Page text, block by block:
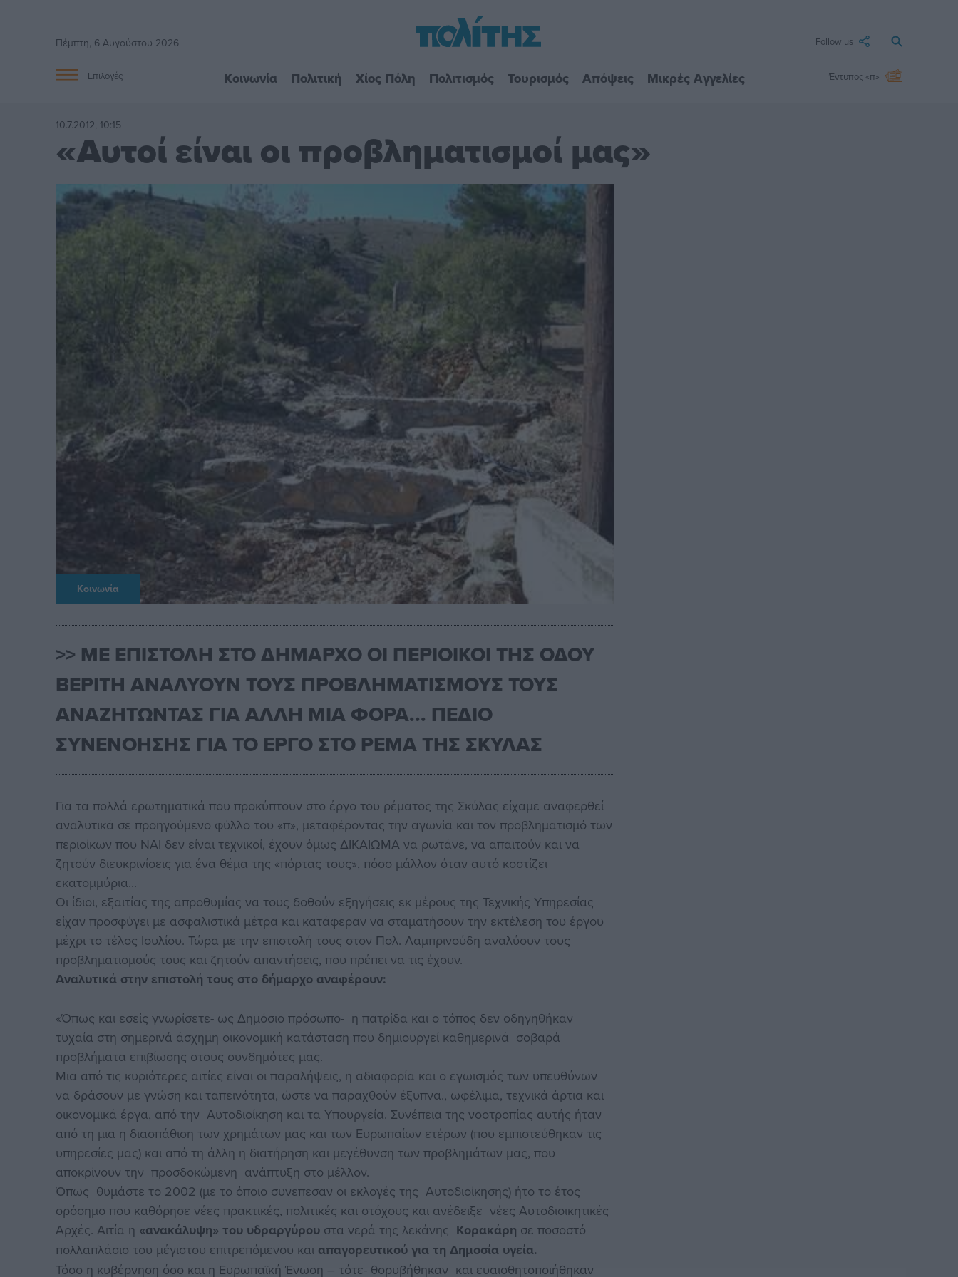
Πέμπτη, 6 Αυγούστου 2026 Follow us
Επιλογές Κοινωνία Πολιτική Χίος Πόλη Πολιτισμός Τουρισμός Απόψεις Μικρές Αγγελίες Έντυπος «π»
10.7.2012, 10:15
«Αυτοί είναι οι προβληματισμοί μας»
Κοινωνία
>> ΜΕ ΕΠΙΣΤΟΛΗ ΣΤΟ ΔΗΜΑΡΧΟ ΟΙ ΠΕΡΙΟΙΚΟΙ ΤΗΣ ΟΔΟΥ
ΒΕΡΙΤΗ ΑΝΑΛΥΟΥΝ ΤΟΥΣ ΠΡΟΒΛΗΜΑΤΙΣΜΟΥΣ ΤΟΥΣ
ΑΝΑΖΗΤΩΝΤΑΣ ΓΙΑ ΑΛΛΗ ΜΙΑ ΦΟΡΑ... ΠΕΔΙΟ
ΣΥΝΕΝΟΗΣΗΣ ΓΙΑ ΤΟ ΕΡΓΟ ΣΤΟ ΡΕΜΑ ΤΗΣ ΣΚΥΛΑΣ
Για τα πολλά ερωτηματικά που προκύπτουν στο έργο του ρέματος της Σκύλας είχαμε αναφερθεί
αναλυτικά σε προηγούμενο φύλλο του «π», μεταφέροντας την αγωνία και τον προβληματισμό των
περιοίκων που ΝΑΙ δεν είναι τεχνικοί, έχουν όμως ΔΙΚΑΙΩΜΑ να ρωτάνε, να απαιτούν και να
ζητούν διευκρινίσεις για ένα θέμα της «πόρτας τους», πόσο μάλλον όταν αυτό κοστίζει
εκατομμύρια...
Οι ίδιοι, εξαιτίας της απροθυμίας να τους δοθούν εξηγήσεις εκ μέρους της Τεχνικής Υπηρεσίας
είχαν προσφύγει με ασφαλιστικά μέτρα και κατάφεραν να σταματήσουν την εκτέλεση του έργου
μέχρι το τέλος Ιουλίου. Τώρα με την επιστολή τους στον Πολ. Λαμπρινούδη αναλύουν τους
προβληματισμούς τους και ζητούν απαντήσεις, που πρέπει να τις έχουν.
Αναλυτικά στην επιστολή τους στο δήμαρχο αναφέρουν:
«Όπως και εσείς γνωρίσετε- ως Δημόσιο πρόσωπο- η πατρίδα και ο τόπος δεν οδηγηθήκαν
τυχαία στη σημερινά άσχημη οικονομική κατάσταση που δημιουργεί καθημερινά σοβαρά
προβλήματα επιβίωσης στους συνδημότες μας.
Μια από τις κυριότερες αιτίες είναι οι παραλήψεις, η αδιαφορία και ο εγωισμός των υπευθύνων
να δράσουν με γνώση και ταπεινότητα, ώστε να παραχθούν έξυπνα., ωφέλιμα, τεχνικά άρτια και
οικονομικά έργα, από την Αυτοδιοίκηση και τα Υπουργεία. Συνέπεια της νοοτροπίας αυτής ήταν
από τη μια η διασπάθιση των χρημάτων μας και των Ευρωπαίων ετέρων (που εμπιστεύθηκαν τις
υπηρεσίες μας) και από τη άλλη η διατήρηση και μεγέθυνση των προβλημάτων μας, που
αποκρίνουν την προσδοκώμενη ανάπτυξη στο μέλλον.
Όπως θυμάστε το 2002 (με το όποιο συνεπεσαν οι εκλογές της Αυτοδιοίκησης) ήτο το έτος
ορόσημο που καθόρησε νέες πρακτικές, πολιτικές και στόχους και ανέδειξε νέες Αυτοδιοικητικές
Αρχές. Αιτία η «ανακάλυψη» του υδραργύρου στα νερά της λεκάνης Κορακάρη σε ποσοστό
πολλαπλάσιο του μέγιστου επιτρεπόμενου και απαγορευτικού για τη Δημοσία υγεία.
Τόσο η κυβέρνηση όσο και η Ευρωπαϊκή Ένωση – τότε- θορυβήθηκαν και ευαισθητοποιήθηκαν